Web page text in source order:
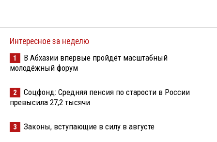
Интересное за неделю
1
В Абхазии впервые пройдёт масштабный
молодёжный форум
2
Соцфонд: Средняя пенсия по старости в России
превысила 27,2 тысячи
3 Законы, вступающие в силу в августе